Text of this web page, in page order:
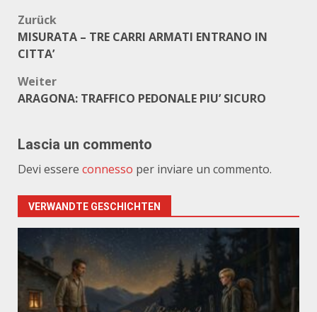
Beitragsnavigation
Zurück
MISURATA – TRE CARRI ARMATI ENTRANO IN
CITTA’
Weiter
ARAGONA: TRAFFICO PEDONALE PIU’ SICURO
Lascia un commento
Devi essere connesso per inviare un commento.
VERWANDTE GESCHICHTEN